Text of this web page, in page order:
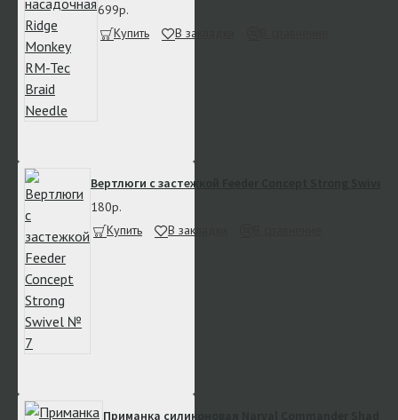
699р.
Купить
В закладки
Вертлюги с застежкой Feeder Concept Strong Swivel
180р.
Купить
В закладки
Приманка силиконовая Narval Commander Shad 16